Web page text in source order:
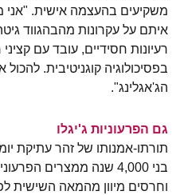
משקיעים בהעצמה אישית. "אני
איתם על עקרונות מהבהגווד
רעיונות חסידיים, עובד עם
בפסיכולוגיה קוגניטיבית. להכול
הג'אגלינג".
גם הפרעוניות ג'יגלו
תורתו-אמנותו של זהר עתיקת
בני 4,000 שנה ממצרים
וחרסים מיוון מהמאה השישית